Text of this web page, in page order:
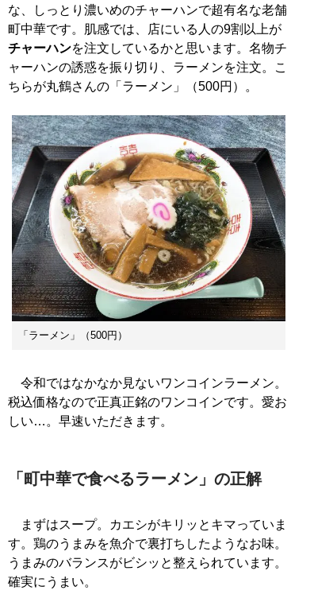
な、しっとり濃いめのチャーハンで超有名な老舗
町中華です。肌感では、店にいる人の9割以上が
チャーハンを注文しているかと思います。名物チ
ャーハンの誘惑を振り切り、ラーメンを注文。こ
ちらが丸鶴さんの「ラーメン」（500円）。
「ラーメン」（500円）
令和ではなかなか見ないワンコインラーメン。
税込価格なので正真正銘のワンコインです。愛お
しい…。早速いただきます。
「町中華で食べるラーメン」の正解
まずはスープ。カエシがキリッとキマっていま
す。鶏のうまみを魚介で裏打ちしたようなお味。
うまみのバランスがビシッと整えられています。
確実にうまい。